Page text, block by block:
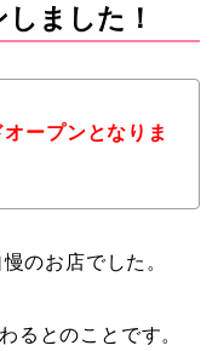
ました！
ープンとなりま
のお店でした。
るとのことです。